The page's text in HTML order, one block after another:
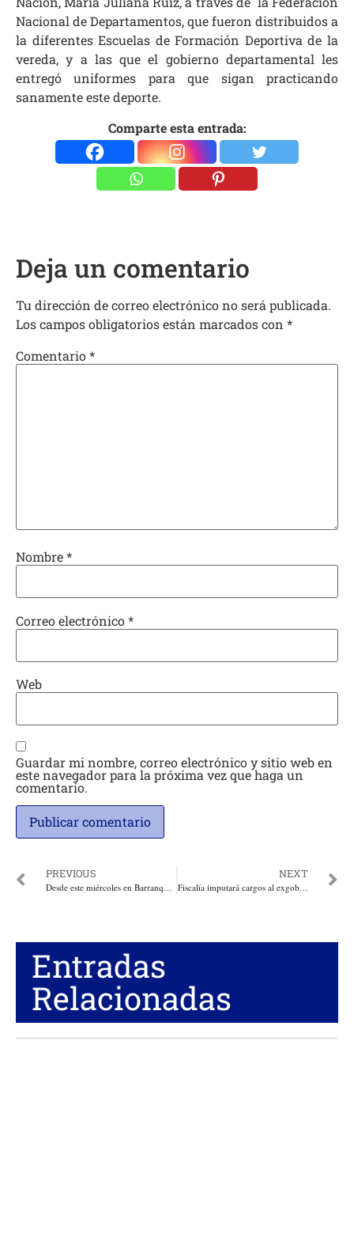
Nacional de Departamentos, que fueron distribuidos a
la diferentes Escuelas de Formación Deportiva de la
vereda, y a las que el gobierno departamental les
entregó uniformes para que sigan practicando
sanamente este deporte.
Comparte esta entrada:
Deja un comentario
Tu dirección de correo electrónico no será publicada.
Los campos obligatorios están marcados con *
Comentario*
Nombre*
Correo electrónico*
Web
Guardar mi nombre, correo electrónico y sitio web en
este navegador para la próxima vez que haga un
comentario.
PREVIOUS
Desde este miércoles en Barranquilla, toque de queda y ley seca comenzarán a las 6:00
NEXT
Fiscalía imputará cargos al exgobernador de Antioquia Sergio Fajardo por irregularidades en un contrato con Corpobanca
Entradas
Relacionadas